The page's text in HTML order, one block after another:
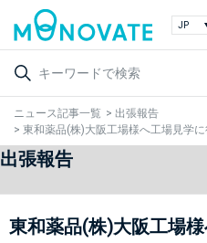
ニュース記事一覧 > 出張報告
> 東和薬品(株)大阪工場様へ工場見学に
出張報告
東和薬品(株)大阪工場